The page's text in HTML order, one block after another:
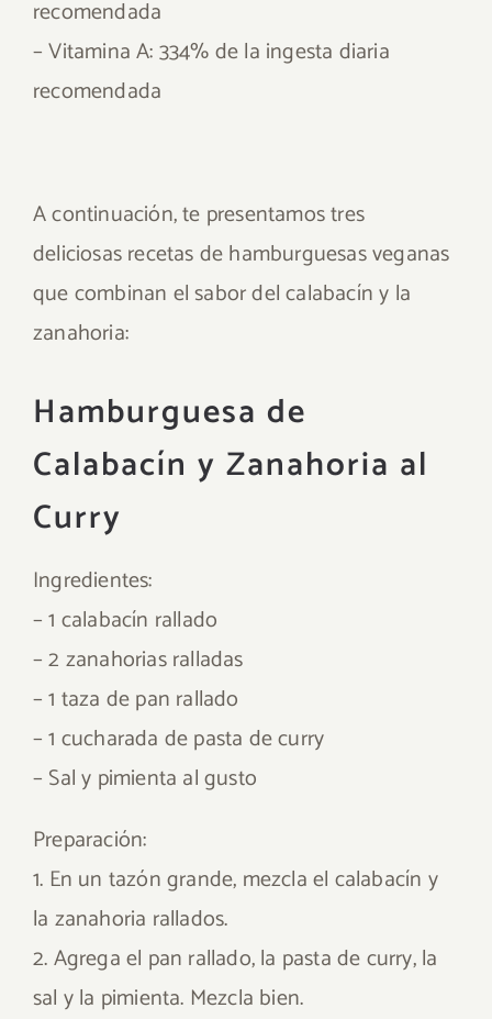
recomendada
– Vitamina A: 334% de la ingesta diaria
recomendada
A continuación, te presentamos tres
deliciosas recetas de hamburguesas veganas
que combinan el sabor del calabacín y la
zanahoria:
Hamburguesa de
Calabacín y Zanahoria al
Curry
Ingredientes:
– 1 calabacín rallado
– 2 zanahorias ralladas
– 1 taza de pan rallado
– 1 cucharada de pasta de curry
– Sal y pimienta al gusto
Preparación:
1. En un tazón grande, mezcla el calabacín y
la zanahoria rallados.
2. Agrega el pan rallado, la pasta de curry, la
sal y la pimienta. Mezcla bien.